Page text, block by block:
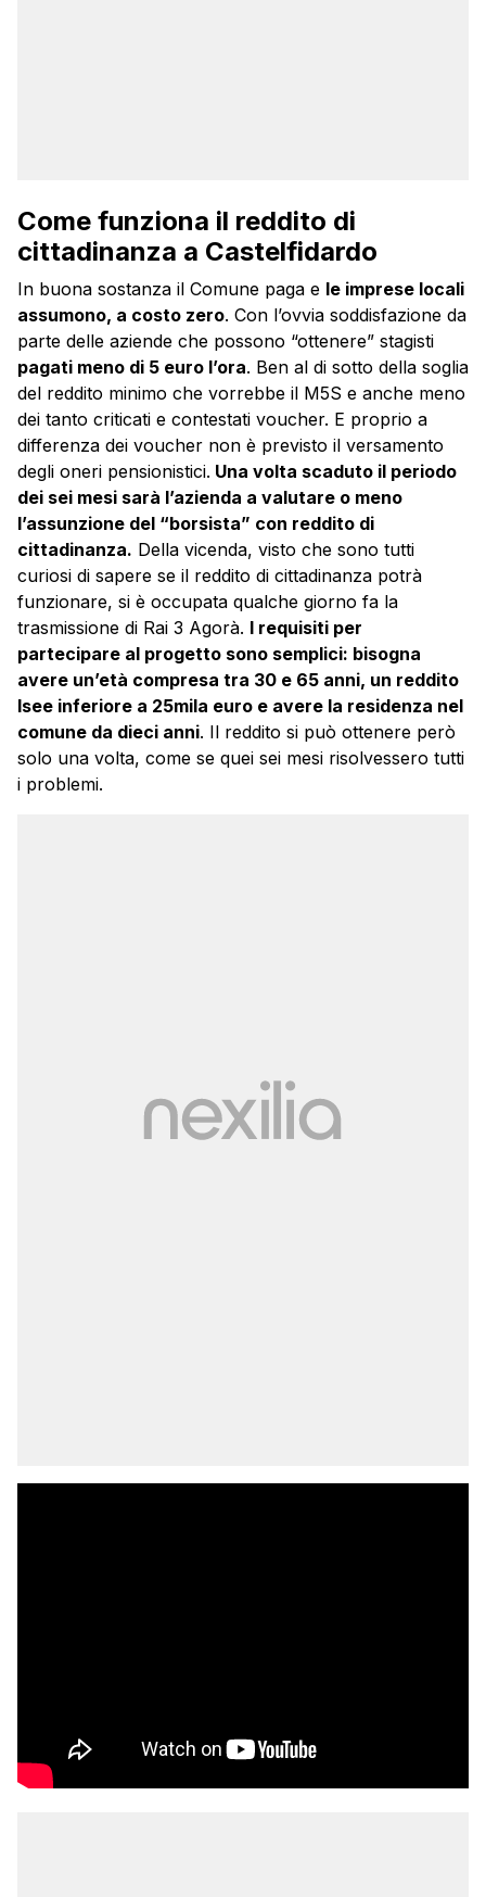
Come funziona il reddito di
cittadinanza a Castelfidardo
In buona sostanza il Comune paga e le imprese locali
assumono, a costo zero. Con l’ovvia soddisfazione da
parte delle aziende che possono “ottenere” stagisti
pagati meno di 5 euro l’ora. Ben al di sotto della soglia
del reddito minimo che vorrebbe il M5S e anche meno
dei tanto criticati e contestati voucher. E proprio a
differenza dei voucher non è previsto il versamento
degli oneri pensionistici. Una volta scaduto il periodo
dei sei mesi sarà l’azienda a valutare o meno
l’assunzione del “borsista” con reddito di
cittadinanza. Della vicenda, visto che sono tutti
curiosi di sapere se il reddito di cittadinanza potrà
funzionare, si è occupata qualche giorno fa la
trasmissione di Rai 3 Agorà. I requisiti per
partecipare al progetto sono semplici: bisogna
avere un’età compresa tra 30 e 65 anni, un reddito
Isee inferiore a 25mila euro e avere la residenza nel
comune da dieci anni. Il reddito si può ottenere però
solo una volta, come se quei sei mesi risolvessero tutti
i problemi.